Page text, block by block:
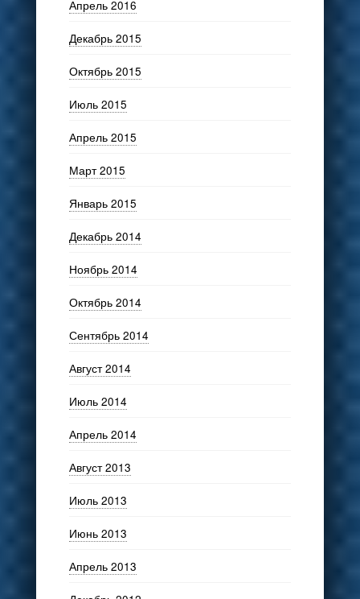
Апрель 2016
Декабрь 2015
Октябрь 2015
Июль 2015
Апрель 2015
Март 2015
Январь 2015
Декабрь 2014
Ноябрь 2014
Октябрь 2014
Сентябрь 2014
Август 2014
Июль 2014
Апрель 2014
Август 2013
Июль 2013
Июнь 2013
Апрель 2013